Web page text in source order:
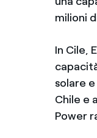
milioni
In Cile,
solare
Chile e
Power